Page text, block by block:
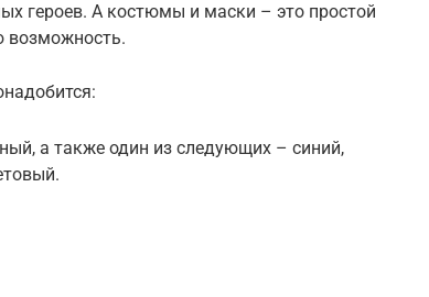
героев. А костюмы и маски – это простой
возможность.
а также один из следующих – синий,